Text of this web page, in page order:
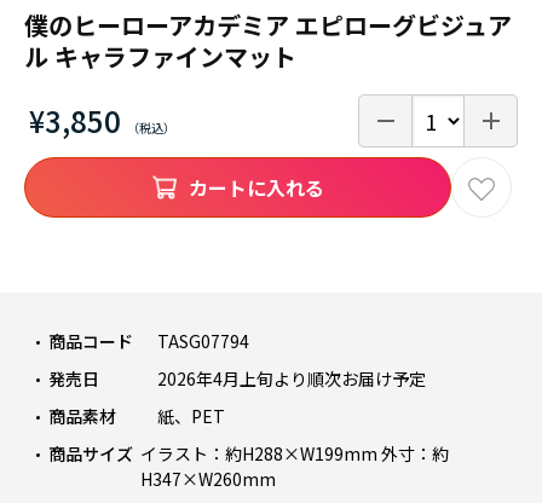
僕のヒーローアカデミア エピローグビジュア
ル キャラファインマット
¥3,850
商品コード
TASG07794
発売日
2026年4月上旬より順次お届け予定
商品素材
紙、PET
商品サイズ イラスト：約H288×W199mm 外寸：約
H347×W260mm
カートに入れる